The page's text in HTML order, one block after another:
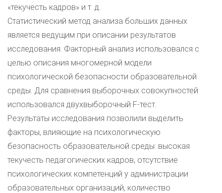
«текучесть кадров» и т. д.
Статистический метод анализа больших данных
является ведущим при описании результатов
исследования. Факторный анализ использовался с
целью описания многомерной модели
психологической безопасности образовательной
среды. Для сравнения выборочных совокупностей
использовался двухвыборочный F-тест.
Результаты исследования позволили выделить
факторы, влияющие на психологическую
безопасность образовательной среды: высокая
текучесть педагогических кадров, отсутствие
психологических компетенций у администрации
образовательных организаций, количество